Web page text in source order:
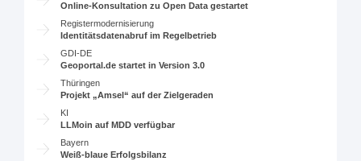
Online-Konsultation zu Open Data gestartet
Registermodernisierung
Identitätsdatenabruf im Regelbetrieb
GDI-DE
Geoportal.de startet in Version 3.0
Thüringen
Projekt „Amsel“ auf der Zielgeraden
KI
LLMoin auf MDD verfügbar
Bayern
Weiß-blaue Erfolgsbilanz